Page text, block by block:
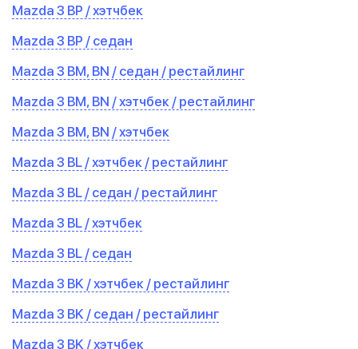
Mazda 3 BP / хэтчбек
Mazda 3 BP / седан
Mazda 3 BM, BN / седан / рестайлинг
Mazda 3 BM, BN / хэтчбек / рестайлинг
Mazda 3 BM, BN / хэтчбек
Mazda 3 BL / хэтчбек / рестайлинг
Mazda 3 BL / седан / рестайлинг
Mazda 3 BL / хэтчбек
Mazda 3 BL / седан
Mazda 3 BK / хэтчбек / рестайлинг
Mazda 3 BK / седан / рестайлинг
Mazda 3 BK / хэтчбек